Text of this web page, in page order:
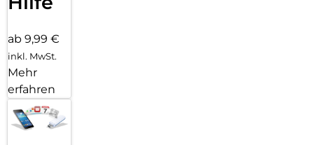
ab 9,99 €
inkl. MwSt.
Mehr
erfahren